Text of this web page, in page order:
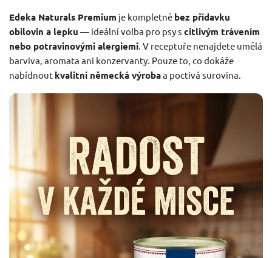
Edeka Naturals Premium je kompletně bez přídavku
obilovin a lepku — ideální volba pro psy s citlivým trávením
nebo potravinovými alergiemi. V receptuře nenajdete umělá
barviva, aromata ani konzervanty. Pouze to, co dokáže
nabídnout kvalitní německá výrobaa poctivá surovina.